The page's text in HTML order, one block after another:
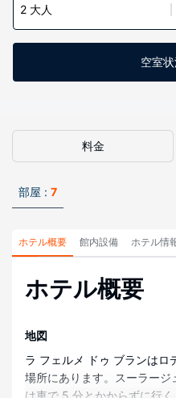
2 大人
空室
料金
部屋 : 7
ホテル概要 館内設備 ホテル情
ホテル概要
地図
ラ フェルメ ドゥ ブランはロ
場所にあります。スーラー
は車で 5 分とかからずに行